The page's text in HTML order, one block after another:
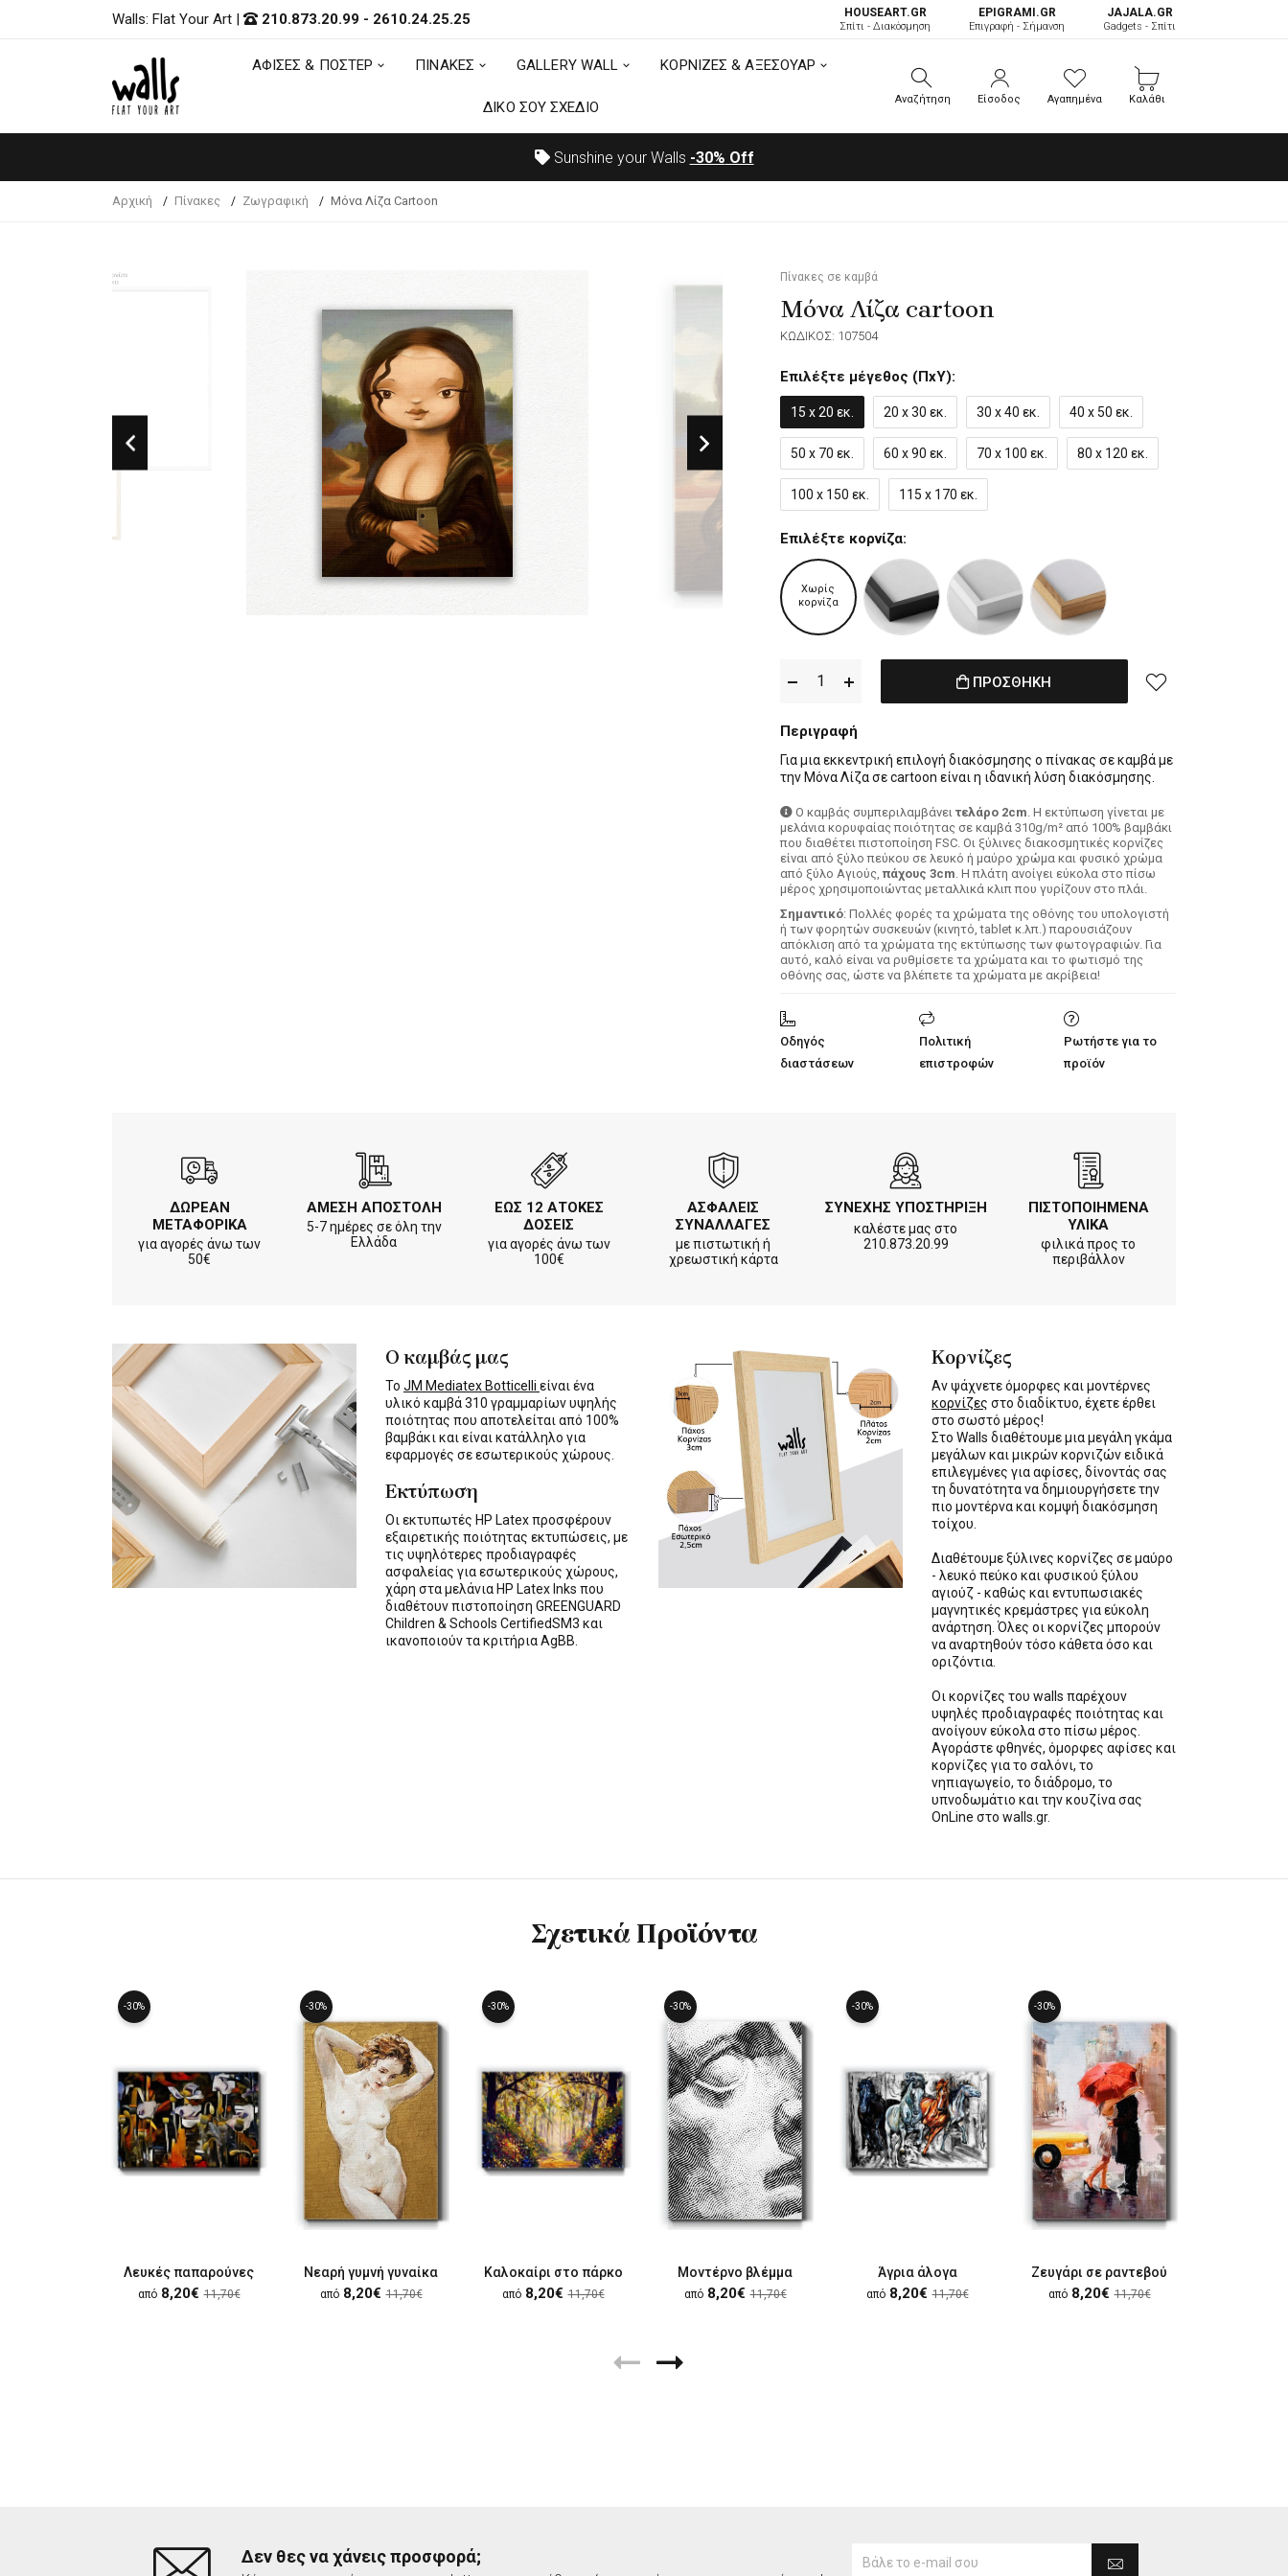
ΑΦΙΣΕΣ & ΠΟΣΤΕΡ ΠΙΝΑΚΕΣ
ΔΙΚΟ ΣΟΥ ΣΧΕΔΙΟ
Walls: Flat Your Art | 210.873.20.99 - 2610.24.25.25 HOUSEART.GR
Σπίτι - Διακόσμηση
ΕPIGRAMI.GR
Επιγραφή - Σήμανση
JAJALA.GR
Gadgets - Σπίτι
ΑΦΙΣΕΣ & ΠΟΣΤΕΡ ΠΙΝΑΚΕΣ GALLERY WALL ΚΟΡΝΙΖΕΣ & ΑΞΕΣΟΥΑΡ
ΔΙΚΟ ΣΟΥ ΣΧΕΔΙΟ Αναζήτηση Είσοδος Αγαπημένα Καλάθι
Sunshine your Walls -30% Off
Αρχική Πίνακες Ζωγραφική Μόνα Λίζα Cartoon
Πίνακες σε καμβά
Μόνα Λίζα cartoon
ΚΩΔΙΚΟΣ: 107504
Επιλέξτε μέγεθος (ΠxΥ):
15 x 20 εκ. 20 x 30 εκ. 30 x 40 εκ. 40 x 50 εκ.
50 x 70 εκ. 60 x 90 εκ. 70 x 100 εκ. 80 x 120 εκ.
100 x 150 εκ. 115 x 170 εκ.
Επιλέξτε κορνίζα:
Χωρίς
κορνίζα
ΠΡΟΣΘΗΚΗ
Περιγραφή
Για μια εκκεντρική επιλογή διακόσμησης ο πίνακας σε καμβά με
την Μόνα Λίζα σε cartoon είναι η ιδανική λύση διακόσμησης.
Ο καμβάς συμπεριλαμβάνει τελάρο 2cm. H εκτύπωση γίνεται με
μελάνια κορυφαίας ποιότητας σε καμβά 310g/m² από 100% βαμβάκι
που διαθέτει πιστοποίηση FSC. Οι ξύλινες διακοσμητικές κορνίζες
είναι από ξύλο πεύκου σε λευκό ή μαύρο χρώμα και φυσικό χρώμα
από ξύλο Αγιούς, πάχους 3cm. Η πλάτη ανοίγει εύκολα στο πίσω
μέρος χρησιμοποιώντας μεταλλικά κλιπ που γυρίζουν στο πλάι.
Σημαντικό: Πολλές φορές τα χρώματα της οθόνης του υπολογιστή
ή των φορητών συσκευών (κινητό, tablet κ.λπ.) παρουσιάζουν
απόκλιση από τα χρώματα της εκτύπωσης των φωτογραφιών. Για
αυτό, καλό είναι να ρυθμίσετε τα χρώματα και το φωτισμό της
οθόνης σας, ώστε να βλέπετε τα χρώματα με ακρίβεια!
Οδηγός
διαστάσεων
Πολιτική
επιστροφών
Ρωτήστε για το
προϊόν
ΔΩΡΕΑΝ
ΜΕΤΑΦΟΡΙΚΑ
για αγορές άνω των
50€
ΑΜΕΣΗ ΑΠΟΣΤΟΛΗ
5-7 ημέρες σε όλη την
Ελλάδα
ΕΩΣ 12 ΑΤΟΚΕΣ
ΔΟΣΕΙΣ
για αγορές άνω των
100€
ΑΣΦΑΛΕΙΣ
ΣΥΝΑΛΛΑΓΕΣ
με πιστωτική ή
χρεωστική κάρτα
ΣΥΝΕΧΗΣ ΥΠΟΣΤΗΡΙΞΗ
καλέστε μας στο
210.873.20.99
ΠΙΣΤΟΠΟΙΗΜΕΝΑ
ΥΛΙΚΑ
φιλικά προς το
περιβάλλον
Ο καμβάς μας
Το JM Mediatex Botticelli είναι ένα
υλικό καμβά 310 γραμμαρίων υψηλής
ποιότητας που αποτελείται από 100%
βαμβάκι και είναι κατάλληλο για
εφαρμογές σε εσωτερικούς χώρους.
Εκτύπωση
Οι εκτυπωτές HP Latex προσφέρουν
εξαιρετικής ποιότητας εκτυπώσεις, με
τις υψηλότερες προδιαγραφές
ασφαλείας για εσωτερικούς χώρους,
χάρη στα μελάνια HP Latex Inks που
διαθέτουν πιστοποίηση GREENGUARD
Children & Schools CertifiedSM3 και
ικανοποιούν τα κριτήρια AgBB.
Κορνίζες
Αν ψάχνετε όμορφες και μοντέρνες
κορνίζες στο διαδίκτυο, έχετε έρθει
στο σωστό μέρος!
Στο Walls διαθέτουμε μια μεγάλη γκάμα
μεγάλων και μικρών κορνιζών ειδικά
επιλεγμένες για αφίσες, δίνοντάς σας
τη δυνατότητα να δημιουργήσετε την
πιο μοντέρνα και κομψή διακόσμηση
τοίχου.
Διαθέτουμε ξύλινες κορνίζες σε μαύρο
- λευκό πεύκο και φυσικού ξύλου
αγιούζ - καθώς και εντυπωσιακές
μαγνητικές κρεμάστρες για εύκολη
ανάρτηση. Όλες οι κορνίζες μπορούν
να αναρτηθούν τόσο κάθετα όσο και
οριζόντια.
Οι κορνίζες του walls παρέχουν
υψηλές προδιαγραφές ποιότητας και
ανοίγουν εύκολα στο πίσω μέρος.
Αγοράστε φθηνές, όμορφες αφίσες και
κορνίζες για το σαλόνι, το
νηπιαγωγείο, το διάδρομο, το
υπνοδωμάτιο και την κουζίνα σας
OnLine στο walls.gr.
Σχετικά Προϊόντα
-30%
Λευκές παπαρούνες
από 8,20€ 11,70€
-30%
Νεαρή γυμνή γυναίκα
από 8,20€ 11,70€
-30%
Καλοκαίρι στο πάρκο
από 8,20€ 11,70€
-30%
Μοντέρνο βλέμμα
από 8,20€ 11,70€
-30%
Άγρια άλογα
από 8,20€ 11,70€
-30%
Ζευγάρι σε ραντεβού
από 8,20€ 11,70€
Δεν θες να χάνεις προσφορά;